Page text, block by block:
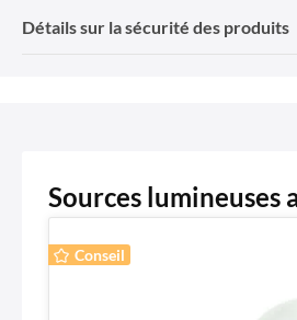
Détails sur la sécurité des produits
Sources lumineuses
Conseil